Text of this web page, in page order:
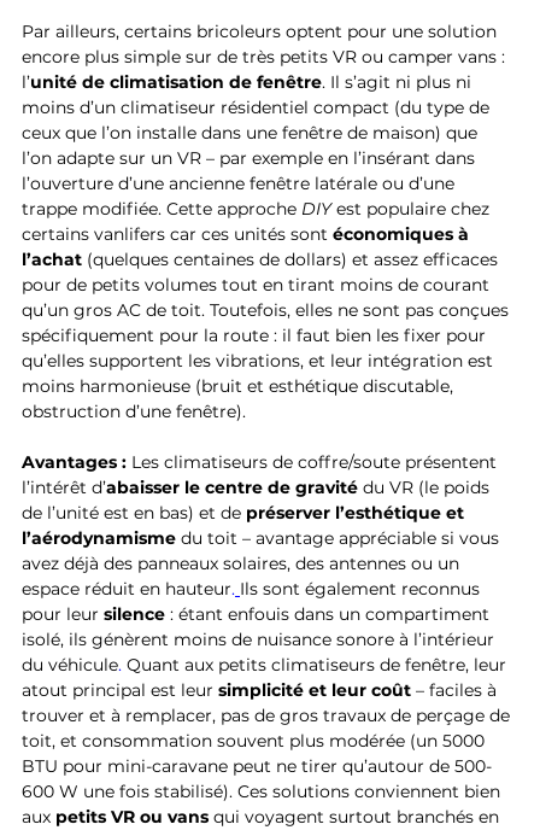
Par ailleurs, certains bricoleurs optent pour une solution
encore plus simple sur de très petits VR ou camper vans :
l’unité de climatisation de fenêtre. Il s’agit ni plus ni
moins d’un climatiseur résidentiel compact (du type de
ceux que l’on installe dans une fenêtre de maison) que
l’on adapte sur un VR – par exemple en l’insérant dans
l’ouverture d’une ancienne fenêtre latérale ou d’une
trappe modifiée. Cette approche DIY est populaire chez
certains vanlifers car ces unités sont économiques à
l’achat (quelques centaines de dollars) et assez efficaces
pour de petits volumes tout en tirant moins de courant
qu’un gros AC de toit. Toutefois, elles ne sont pas conçues
spécifiquement pour la route : il faut bien les fixer pour
qu’elles supportent les vibrations, et leur intégration est
moins harmonieuse (bruit et esthétique discutable,
obstruction d’une fenêtre).
Avantages : Les climatiseurs de coffre/soute présentent
l’intérêt d’abaisser le centre de gravité du VR (le poids
de l’unité est en bas) et de préserver l’esthétique et
l’aérodynamisme du toit – avantage appréciable si vous
avez déjà des panneaux solaires, des antennes ou un
espace réduit en hauteur. Ils sont également reconnus
pour leur silence : étant enfouis dans un compartiment
isolé, ils génèrent moins de nuisance sonore à l’intérieur
du véhicule. Quant aux petits climatiseurs de fenêtre, leur
atout principal est leur simplicité et leur coût – faciles à
trouver et à remplacer, pas de gros travaux de perçage de
toit, et consommation souvent plus modérée (un 5000
BTU pour mini-caravane peut ne tirer qu’autour de 500-
600 W une fois stabilisé). Ces solutions conviennent bien
aux petits VR ou vans qui voyagent surtout branchés en